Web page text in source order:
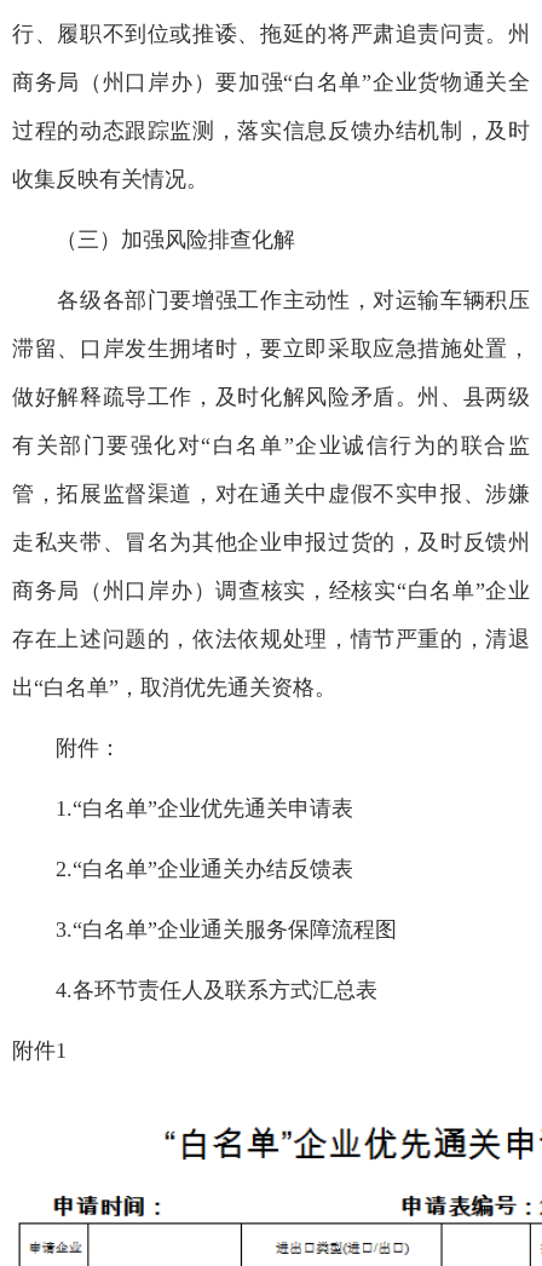
行、履职不到位或推诿、拖延的将严肃追责问责。州
商务局（州口岸办）要加强“白名单”企业货物通关全
过程的动态跟踪监测，落实信息反馈办结机制，及时
收集反映有关情况。
（三）加强风险排查化解
各级各部门要增强工作主动性，对运输车辆积压
滞留、口岸发生拥堵时，要立即采取应急措施处置，
做好解释疏导工作，及时化解风险矛盾。州、县两级
有关部门要强化对“白名单”企业诚信行为的联合监
管，拓展监督渠道，对在通关中虚假不实申报、涉嫌
走私夹带、冒名为其他企业申报过货的，及时反馈州
商务局（州口岸办）调查核实，经核实“白名单”企业
存在上述问题的，依法依规处理，情节严重的，清退
出“白名单”，取消优先通关资格。
附件：
1.“白名单”企业优先通关申请表
2.“白名单”企业通关办结反馈表
3.“白名单”企业通关服务保障流程图
4.各环节责任人及联系方式汇总表
附件1